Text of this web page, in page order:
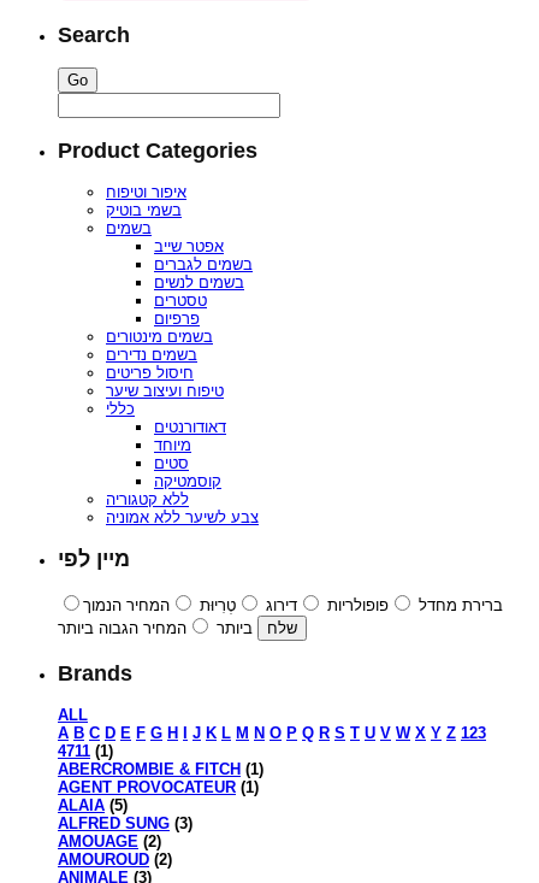
Search
Product Categories
איפור וטיפוח
בשמי בוטיק
בשמים
אפטר שייב
בשמים לגברים
בשמים לנשים
טסטרים
פרפיום
בשמים מינטורים
בשמים נדירים
חיסול פריטים
טיפוח ועיצוב שיער
כללי
דאודורנטים
מיוחד
סטים
קוסמטיקה
ללא קטגוריה
צבע לשיער ללא אמוניה
מיין לפי
ברירת מחדל פופולריות דירוג טְרִיוּת
המחיר הנמוך
ביותר
המחיר הגבוה ביותר
Brands
ALL
A B C D E F G H I J K L M N O P Q R S T U V W X Y Z 123
4711 (1)
ABERCROMBIE & FITCH (1)
AGENT PROVOCATEUR (1)
ALAIA (5)
ALFRED SUNG (3)
AMOUAGE (2)
AMOUROUD (2)
ANIMALE (3)